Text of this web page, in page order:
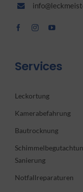
Services
Leckortung
Kamerabefahrung
Bautrocknung
Sanierung
Notfallreparaturen